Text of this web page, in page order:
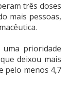
três doses
mais pessoas,
prioridade
deixou mais
pelo menos 4,7